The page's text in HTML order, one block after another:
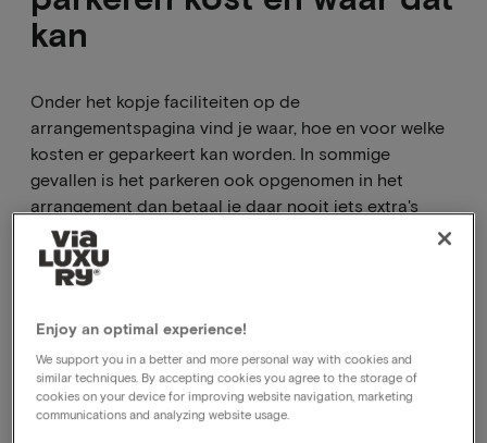
kan
Onder het kopje faciliteiten op de
arrangementspagina vind je waar, hoe en voor welke
kosten er geparkeert kan worden. In sommige
gevallen is het parkeren ook opgenomen in het
arrangement dan betaal je daar nooit iets extra's
voor.
Enjoy an optimal experience!
We support you in a better and more personal way with cookies and
similar techniques. By accepting cookies you agree to the storage of
cookies on your device for improving website navigation, marketing
communications and analyzing website usage.